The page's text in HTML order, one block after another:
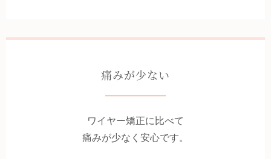
痛みが少ない
ワイヤー矯正に比べて
痛みが少なく安心です。